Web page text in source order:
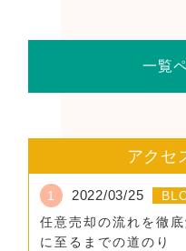
一覧
アクセ
1 2022/03/25
任意売却の流れを徹
に至るまでの道のり